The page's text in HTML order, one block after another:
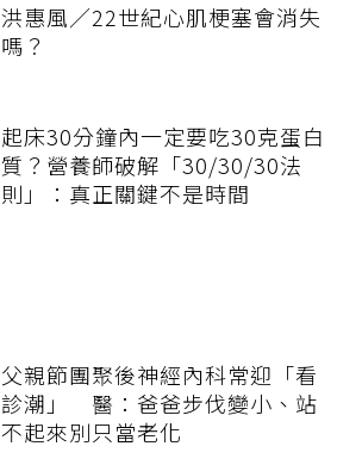
洪惠風／22世紀心肌梗塞會消失
嗎？
起床30分鐘內一定要吃30克蛋白
質？營養師破解「30/30/30法
則」：真正關鍵不是時間
父親節團聚後神經內科常迎「看
診潮」 醫：爸爸步伐變小、站
不起來別只當老化